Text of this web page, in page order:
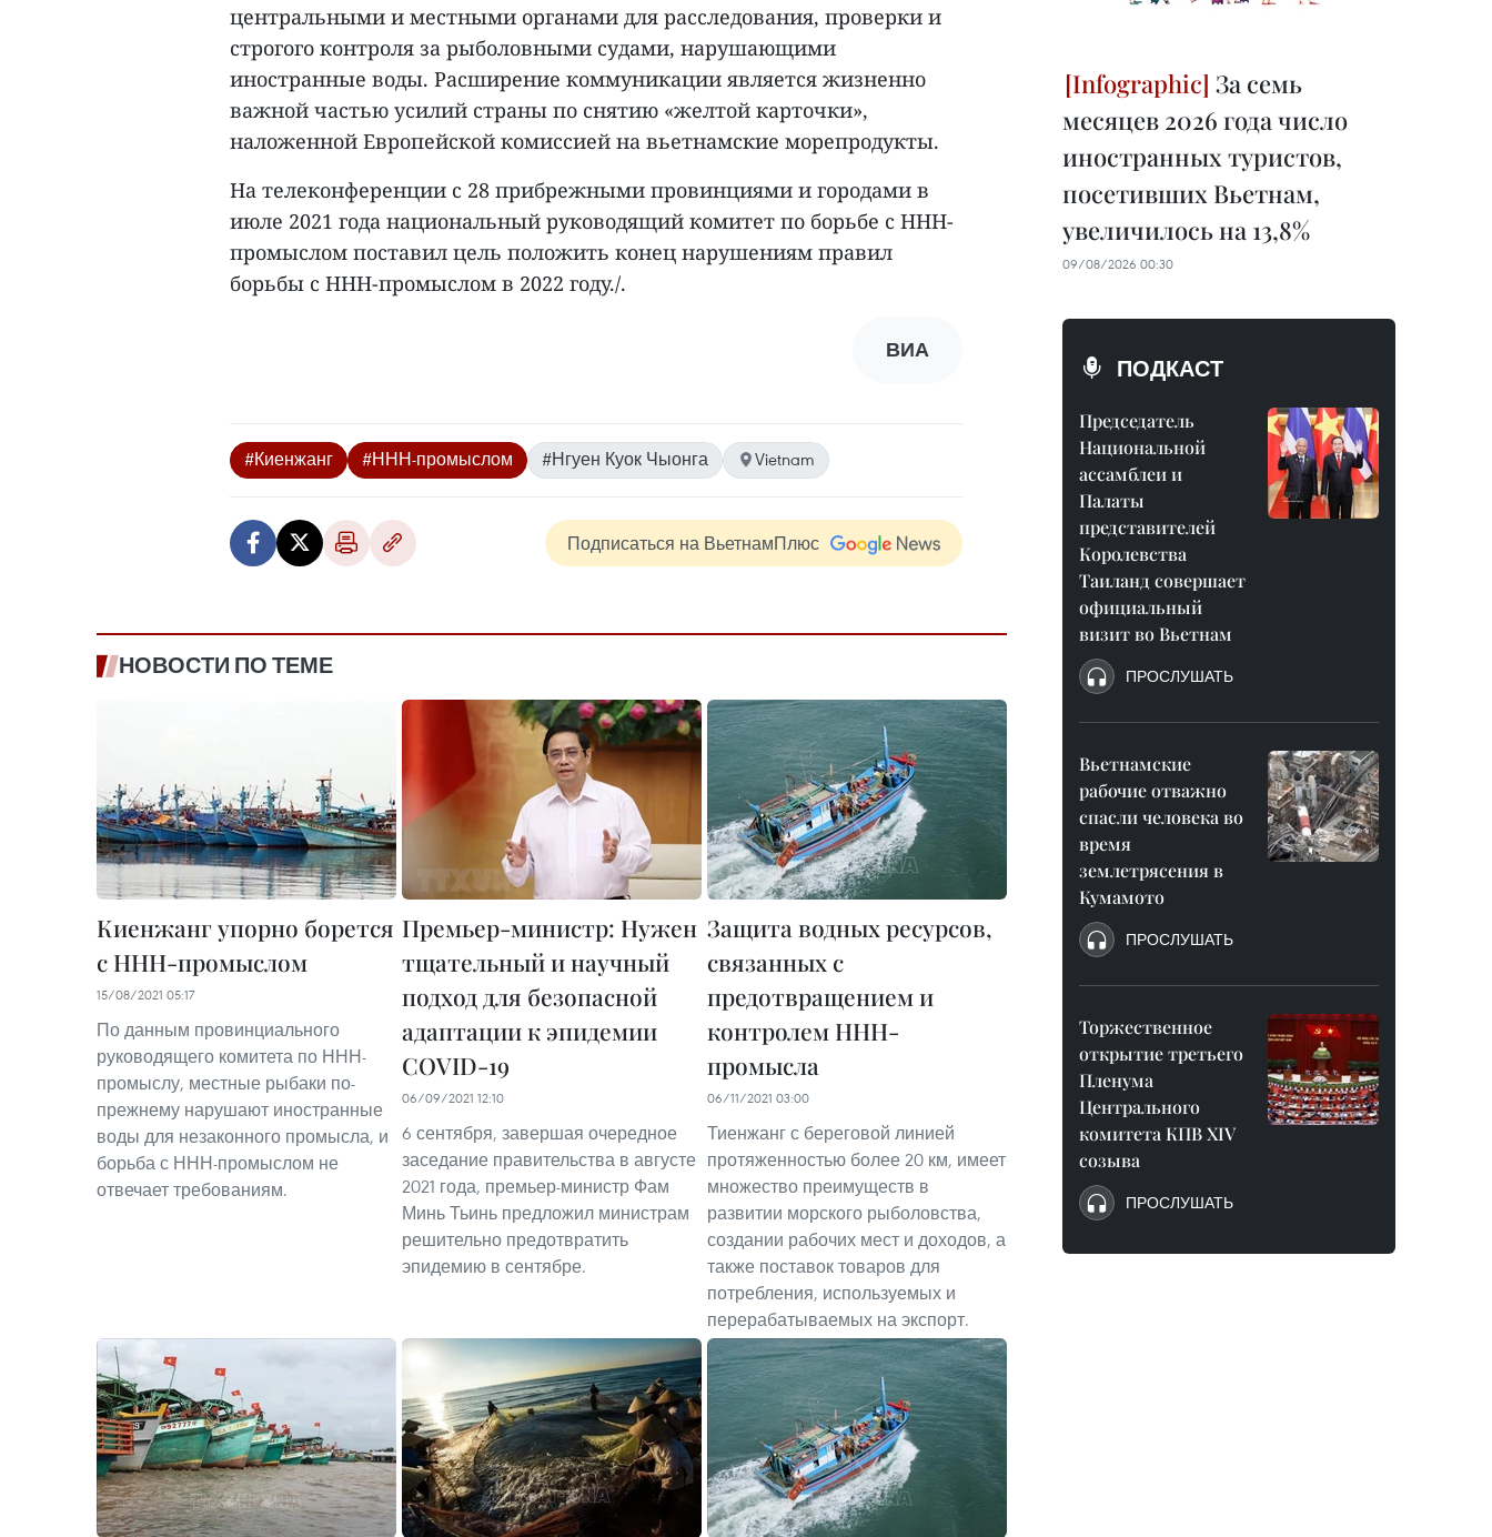
центральными и местными органами для расследования, проверки и
строгого контроля за рыболовными судами, нарушающими
иностранные воды. Расширение коммуникации является жизненно
важной частью усилий страны по снятию «желтой карточки»,
наложенной Европейской комиссией на вьетнамские морепродукты.
На телеконференции с 28 прибрежными провинциями и городами в
июле 2021 года национальный руководящий комитет по борьбе с ННН-
промыслом поставил цель положить конец нарушениям правил
борьбы с ННН-промыслом в 2022 году./.
ВИА
#Киенжанг #ННН-промыслом #Нгуен Куок Чыонга Vietnam
Подписаться на ВьетнамПлюс
НОВОСТИ ПО ТЕМЕ
Киенжанг упорно борется
с ННН-промыслом
15/08/2021 05:17
По данным провинциального
руководящего комитета по ННН-
промыслу, местные рыбаки по-
прежнему нарушают иностранные
воды для незаконного промысла, и
борьба с ННН-промыслом не
отвечает требованиям.
Премьер-министр: Нужен
тщательный и научный
подход для безопасной
адаптации к эпидемии
COVID-19
06/09/2021 12:10
6 сентября, завершая очередное
заседание правительства в августе
2021 года, премьер-министр Фам
Минь Тьинь предложил министрам
решительно предотвратить
эпидемию в сентябре.
Защита водных ресурсов,
связанных с
предотвращением и
контролем ННН-
промысла
06/11/2021 03:00
Тиенжанг с береговой линией
протяженностью более 20 км, имеет
множество преимуществ в
развитии морского рыболовства,
создании рабочих мест и доходов, а
также поставок товаров для
потребления, используемых и
перерабатываемых на экспорт.
За семь
месяцев 2026 года число
иностранных туристов,
посетивших Вьетнам,
увеличилось на 13,8%
09/08/2026 00:30
ПОДКАСТ
Председатель
Национальной
ассамблеи и
Палаты
представителей
Королевства
Таиланд совершает
официальный
визит во Вьетнам
ПРОСЛУШАТЬ
Вьетнамские
рабочие отважно
спасли человека во
время
землетрясения в
Кумамото
ПРОСЛУШАТЬ
Торжественное
открытие третьего
Пленума
Центрального
комитета КПВ XIV
созыва
ПРОСЛУШАТЬ